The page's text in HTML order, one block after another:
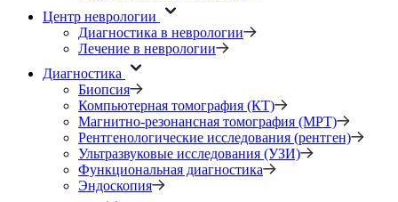
Центр неврологии
Диагностика в неврологии
Лечение в неврологии
Диагностика
Биопсия
Компьютерная томография (КТ)
Магнитно-резонансная томография (МРТ)
Рентгенологические исследования (рентген)
Ультразвуковые исследования (УЗИ)
Функциональная диагностика
Эндоскопия